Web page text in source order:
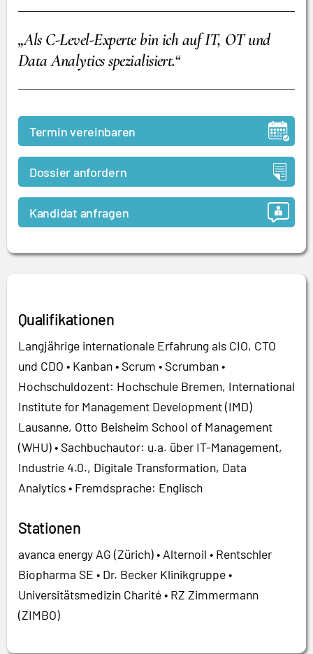
„Als C-Level-Experte bin ich auf IT, OT und
Data Analytics spezialisiert.“
Termin vereinbaren
Dossier anfordern
Kandidat anfragen
Qualifikationen
Langjährige internationale Erfahrung als CIO, CTO
und CDO • Kanban • Scrum • Scrumban •
Hochschuldozent: Hochschule Bremen, International
Institute for Management Development (IMD)
Lausanne, Otto Beisheim School of Management
(WHU) • Sachbuchautor: u.a. über IT-Management,
Industrie 4.0., Digitale Transformation, Data
Analytics • Fremdsprache: Englisch
Stationen
avanca energy AG (Zürich) • Alternoil • Rentschler
Biopharma SE • Dr. Becker Klinikgruppe •
Universitätsmedizin Charité • RZ Zimmermann
(ZIMBO)